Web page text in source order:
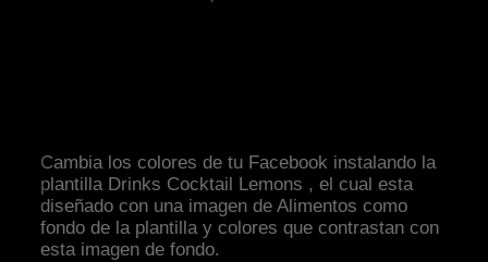
Cambia los colores de tu Facebook instalando la
plantilla Drinks Cocktail Lemons , el cual esta
diseñado con una imagen de Alimentos como
fondo de la plantilla y colores que contrastan con
esta imagen de fondo.